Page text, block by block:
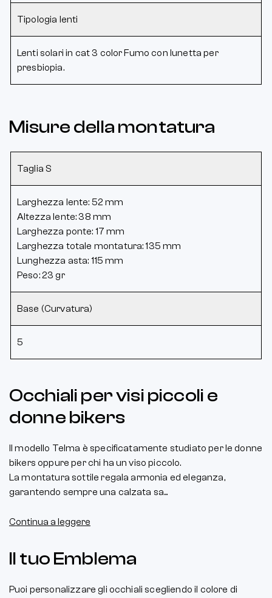
Tipologia lenti
Lenti solari in cat 3 color Fumo con lunetta per
presbiopia.
Misure della montatura
Taglia S
Larghezza lente: 52 mm
Altezza lente: 38 mm
Larghezza ponte: 17 mm
Larghezza totale montatura: 135 mm
Lunghezza asta: 115 mm
Peso: 23 gr
Base (Curvatura)
5
Occhiali per visi piccoli e
donne bikers
Il modello Telma è specificatamente studiato per le donne
bikers oppure per chi ha un viso piccolo.
La montatura sottile regala armonia ed eleganza,
garantendo sempre una calzata sa...
Continua a leggere
Il tuo Emblema
Puoi personalizzare gli occhiali scegliendo il colore di